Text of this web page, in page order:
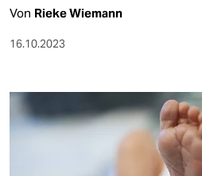
Von Rieke Wiemann
16.10.2023